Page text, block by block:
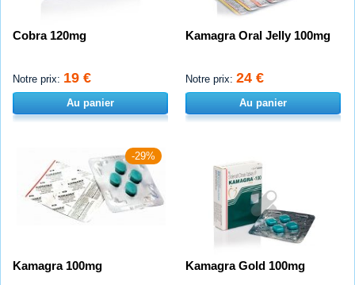
Cobra 120mg
Notre prix: 19 €
Au panier
Kamagra Oral Jelly 100mg
Notre prix: 24 €
Au panier
-29%
Kamagra 100mg Kamagra Gold 100mg